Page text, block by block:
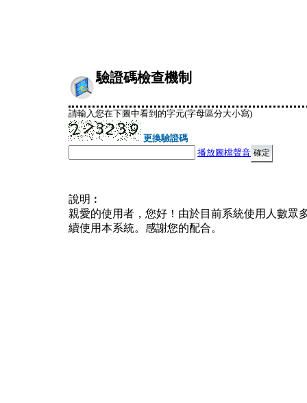
驗證碼檢查機制
請輸入您在下圖中看到的字元(字母區分大小寫)
更換驗證碼
播放圖檔聲音
說明︰
親愛的使用者，您好！由於目前系統使用人數眾
續使用本系統。感謝您的配合。